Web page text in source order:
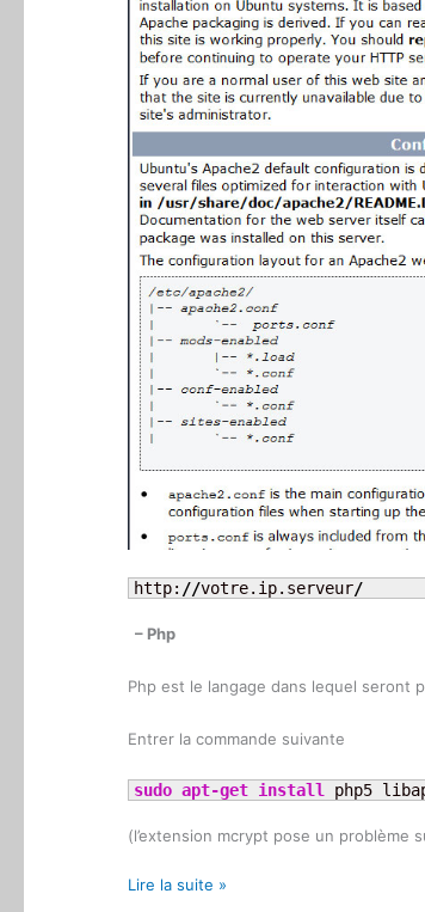
http: //votre.ip.serveur/
– Php
Php est le langage dans lequel seront
Entrer la commande suivante
sudo apt-get install php5
(l’extension mcrypt pose un problème
Ubuntu
Lire la suite »